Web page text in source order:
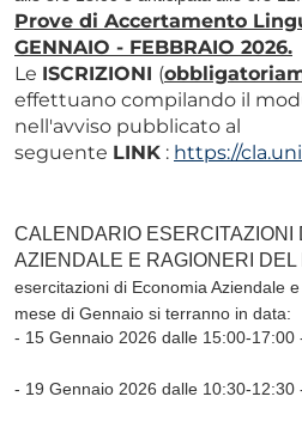
Prove di Accertamento
GENNAIO - FEBBRAIO 2026.
Le ISCRIZIONI (
effettuano compilando il
nell'avviso pubblicato al
seguente LINK : https://
CALENDARIO ESERCITAZIONI
AZIENDALE E RAGIONERI DEL
esercitazioni di Economia Aziendale
mese di Gennaio si terranno in data:
- 15 Gennaio 2026 dalle 15:00-17:00
- 19 Gennaio 2026 dalle 10:30-12:30